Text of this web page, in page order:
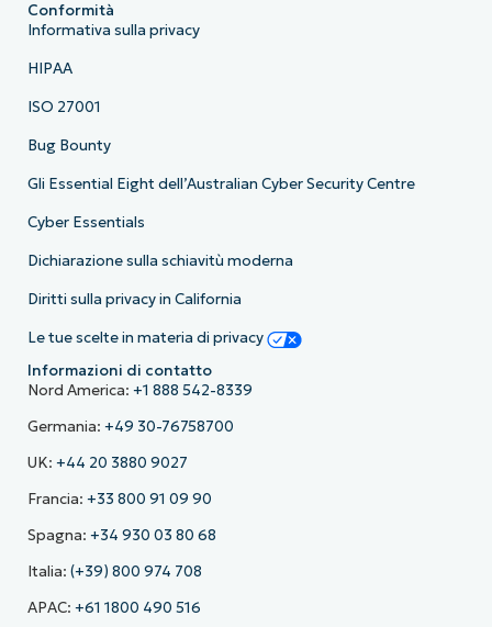
Conformità
Informativa sulla privacy
HIPAA
ISO 27001
Bug Bounty
Gli Essential Eight dell’Australian Cyber Security Centre
Cyber Essentials
Dichiarazione sulla schiavitù moderna
Diritti sulla privacy in California
Le tue scelte in materia di privacy
Informazioni di contatto
Nord America: +1 888 542-8339
Germania: +49 30-76758700
UK: +44 20 3880 9027
Francia: +33 800 91 09 90
Spagna: +34 930 03 80 68
Italia: (+39) 800 974 708
APAC: +61 1800 490 516